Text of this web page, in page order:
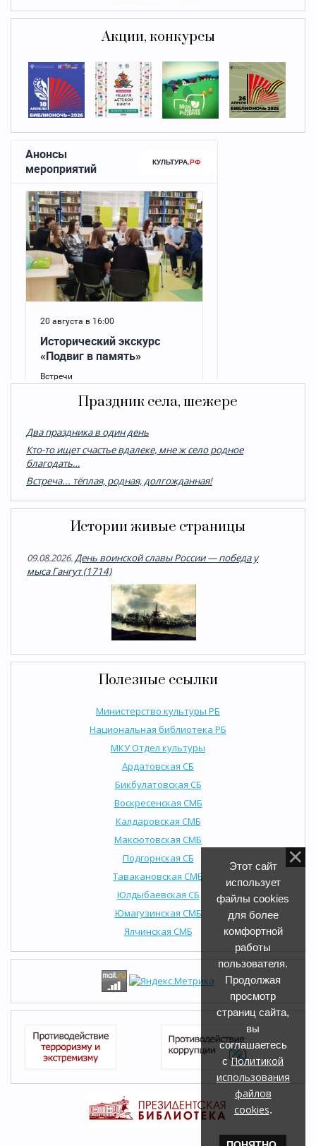
Акции, конкурсы
Праздник села, шежере
Два праздника в один день
Кто-то ищет счастье вдалеке, мне ж село родное
благодать…
Встреча... тёплая, родная, долгожданная!
Истории живые страницы
09.08.2026.День воинской славы России — победа у
мыса Гангут (1714)
Полезные ссылки
Министерство культуры РБ
Национальная библиотека РБ
МКУ Отдел культуры
Ардатовская СБ
Бикбулатовская СБ
Воскресенская СМБ
Калдаровская СМБ
Максютовская СМБ
Подгорнская СБ
Тавакановская СМБ
Юлдыбаевская СБ
Юмагузинская СМБ
Ялчинская СМБ
Этот сайт
использует
файлы cookies
для более
комфортной
работы
пользователя.
Продолжая
просмотр
страниц сайта,
вы
соглашаетесь
сПолитикой
использования
файлов
cookies.